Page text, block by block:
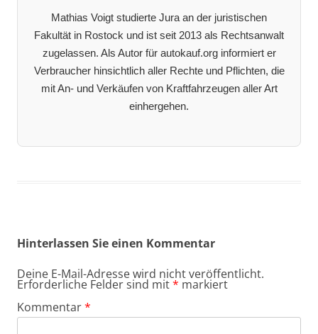
Mathias Voigt studierte Jura an der juristischen
Fakultät in Rostock und ist seit 2013 als Rechtsanwalt
zugelassen. Als Autor für autokauf.org informiert er
Verbraucher hinsichtlich aller Rechte und Pflichten, die
mit An- und Verkäufen von Kraftfahrzeugen aller Art
einhergehen.
Hinterlassen Sie einen Kommentar
Deine E-Mail-Adresse wird nicht veröffentlicht.
Erforderliche Felder sind mit* markiert
Kommentar*